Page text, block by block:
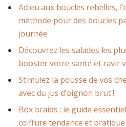
Adieu aux boucles rebelles,
méthode pour des boucles
journée
Découvrez les salades les
booster votre santé et ravir
Stimulez la pousse de vos
avec du jus d’oignon brut !
Box braids : le guide
coiffure tendance et pratique